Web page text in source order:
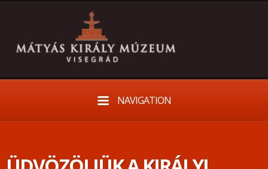
NAVIGATION